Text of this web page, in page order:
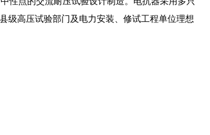
级高压试验部门及电力安装、修试工程单位理想